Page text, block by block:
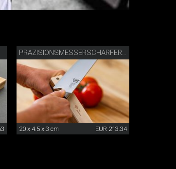
PRÄZISIONSMESSERSCHÄRFER MIT DIAMANTLEDER
20 x 4.5 x 3 cm EUR 213.34